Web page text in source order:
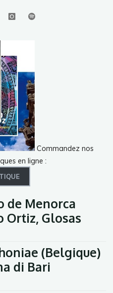
Commandez nos
en ligne :
de Menorca
Ortiz, Glosas
(Belgique)
di Bari